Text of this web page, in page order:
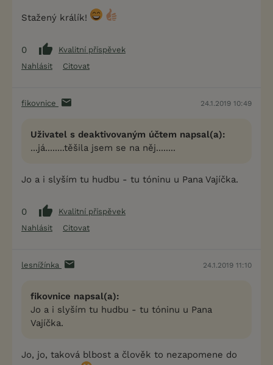
Stažený králík!
0
Kvalitní příspěvek
Nahlásit
Citovat
fikovnice 24.1.2019 10:49
Uživatel s deaktivovaným účtem napsal(a):
...já........těšila jsem se na něj........
Jo a i slyším tu hudbu - tu tóninu u Pana Vajíčka.
0
Kvalitní příspěvek
Nahlásit
Citovat
lesnížínka 24.1.2019 11:10
fikovnice napsal(a):
Jo a i slyším tu hudbu - tu tóninu u Pana
Vajíčka.
Jo, jo, taková blbost a člověk to nezapomene do